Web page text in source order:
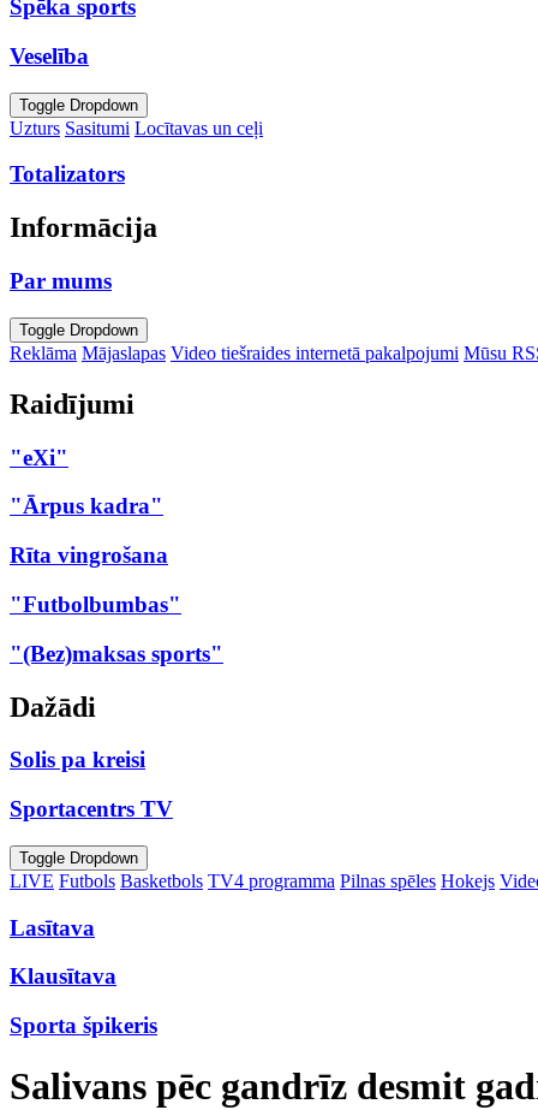
Spēka sports
Veselība
Toggle Dropdown
Uzturs Sasitumi Locītavas un ceļi
Totalizators
Informācija
Par mums
Toggle Dropdown
Reklāma Mājaslapas Video tiešraides internetā pakalpojumi Mūsu
Raidījumi
"eXi"
"Ārpus kadra"
Rīta vingrošana
"Futbolbumbas"
"(Bez)maksas sports"
Dažādi
Solis pa kreisi
Sportacentrs TV
Toggle Dropdown
LIVE Futbols Basketbols TV4 programma Pilnas spēles Hokejs
Lasītava
Klausītava
Sporta špikeris
Salivans pēc gandrīz desmit